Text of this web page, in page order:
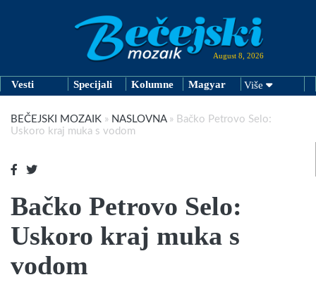
August 8, 2026
Vesti Specijali Kolumne Magyar Više
BEČEJSKI MOZAIK » NASLOVNA» Bačko Petrovo Selo:
Uskoro kraj muka s vodom
Bačko Petrovo Selo:
Uskoro kraj muka s
vodom